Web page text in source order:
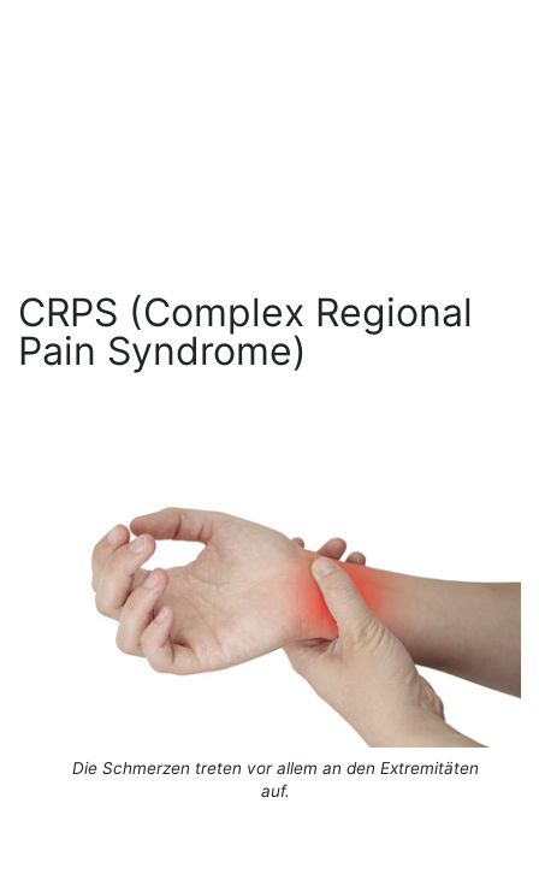
CRPS (Complex Regional
Pain Syndrome)
Die Schmerzen treten vor allem an den Extremitäten
auf.